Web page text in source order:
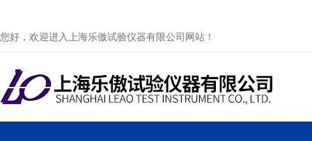
您好，欢迎进入上海乐傲试验仪器有限公司网站！